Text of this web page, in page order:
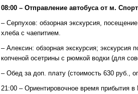
08:00 – Отправление автобуса от м.
– Серпухов: обзорная экскурсия,
хлеба с чаепитием.
– Алексин: обзорная экскурсия; экскурсия
копченой осетрины с рюмкой водки (для
– Обед за доп. плату (стоимость 630 руб.,
21:00 – Ориентировочное время прибытия